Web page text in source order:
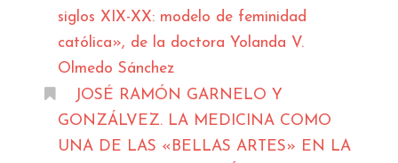
siglos XIX-XX: modelo de feminidad
católica», de la doctora Yolanda V.
Olmedo Sánchez
JOSÉ RAMÓN GARNELO Y
GONZÁLVEZ. LA MEDICINA COMO
UNA DE LAS «BELLAS ARTES» EN LA